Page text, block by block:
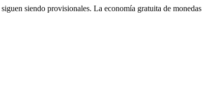
siendo provisionales. La economía gratuita de